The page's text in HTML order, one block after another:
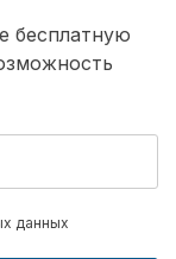
бесплатную
данных